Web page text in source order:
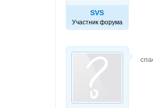
SVS
Участник форума